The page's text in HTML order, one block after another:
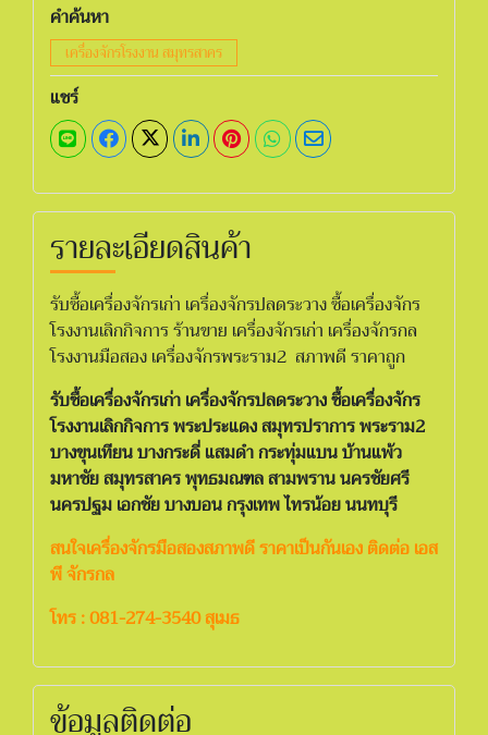
คำค้นหา
เครื่องจักรโรงงาน สมุทรสาคร
แชร์
รายละเอียดสินค้า
รับซื้อเครื่องจักรเก่า เครื่องจักรปลดระวาง ซื้อเครื่องจักร
โรงงานเลิกกิจการ ร้านขาย เครื่องจักรเก่า เครื่องจักรกล
โรงงานมือสอง เครื่องจักรพระราม2 สภาพดี ราคาถูก
รับซื้อเครื่องจักรเก่า เครื่องจักรปลดระวาง ซื้อเครื่องจักร
โรงงานเลิกกิจการพระประแดง สมุทรปราการ พระราม2
บางขุนเทียน บางกระดี่ แสมดำ กระทุ่มแบน บ้านแพ้ว
มหาชัย สมุทรสาคร พุทธมณฑล สามพราน นครชัยศรี
นครปฐม เอกชัย บางบอน กรุงเทพ ไทรน้อย นนทบุรี
สนใจเครื่องจักรมือสองสภาพดี ราคาเป็นกันเอง ติดต่อ เอส
พี จักรกล
โทร : 081-274-3540 สุเมธ
ข้อมูลติดต่อ